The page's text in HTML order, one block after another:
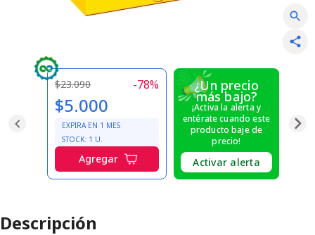
$23.090 -78%
$5.000
EXPIRA EN 1 MES
STOCK: 1 U.
Agregar
¿Un precio
más bajo?
¡Activa la alerta y
entérate cuando este
producto baje de
precio!
Activar alerta
Descripción